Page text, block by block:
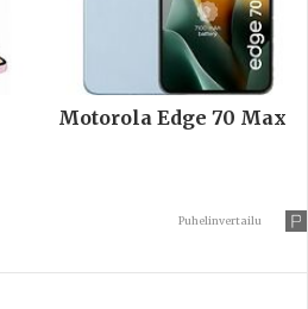
Motorola Edge 70 Max
Puhelinvertailu